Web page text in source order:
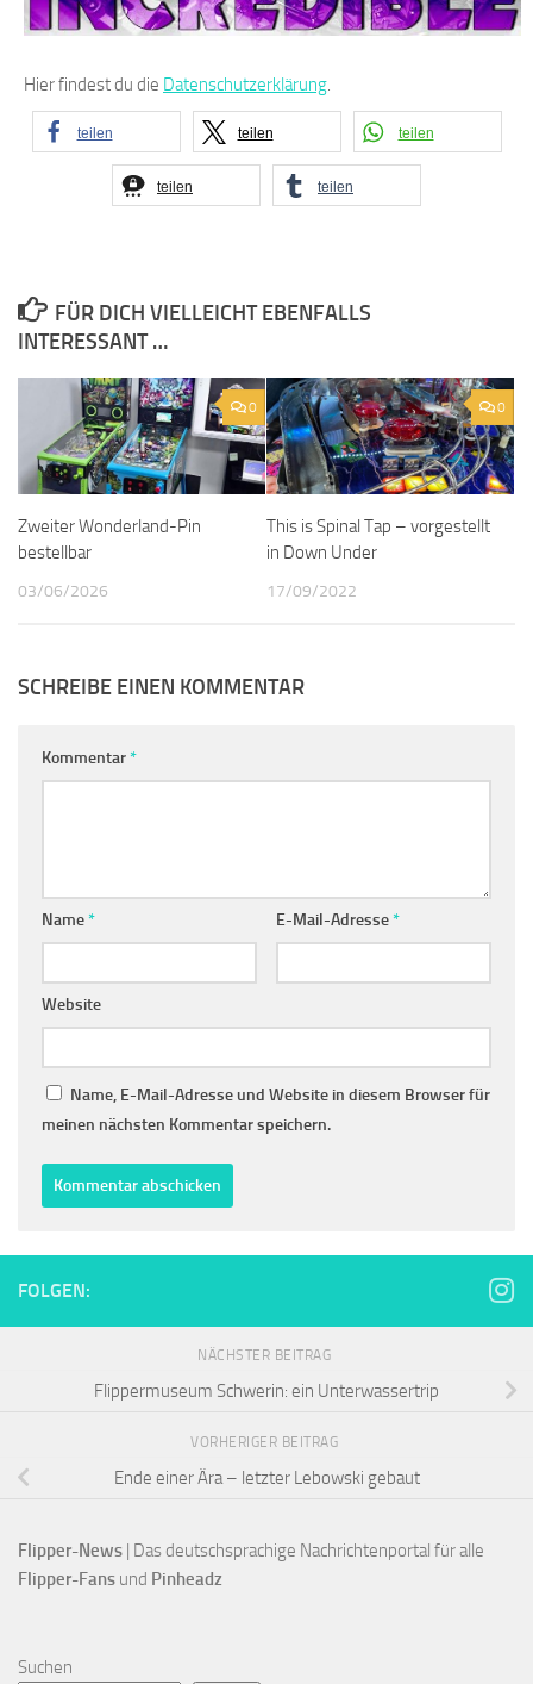
Hier findest du die Datenschutzerklärung.
teilen teilen teilen
teilen teilen
FÜR DICH VIELLEICHT EBENFALLS
INTERESSANT …
0
Zweiter Wonderland-Pin
bestellbar
03/06/2026
0
This is Spinal Tap – vorgestellt
in Down Under
17/09/2022
SCHREIBE EINEN KOMMENTAR
Kommentar*
Name* E-Mail-Adresse*
Website
Name, E-Mail-Adresse und Website in diesem Browser für
meinen nächsten Kommentar speichern.
FOLGEN:
NÄCHSTER BEITRAG
Flippermuseum Schwerin: ein Unterwassertrip
VORHERIGER BEITRAG
Ende einer Ära – letzter Lebowski gebaut
Flipper-News | Das deutschsprachige Nachrichtenportal für alle
Flipper-Fans und Pinheadz
Suchen